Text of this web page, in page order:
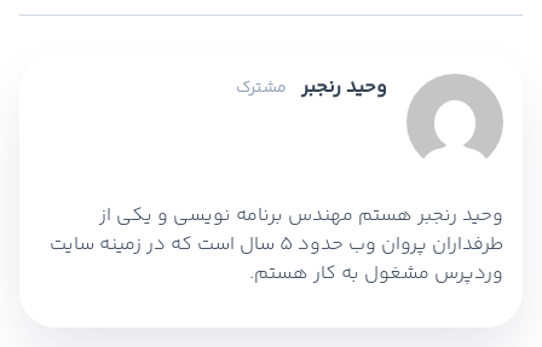
وحید رنجبر مشترک
وحید رنجبر هستم مهندس برنامه نویسی و یکی از
طرفداران پروان وب حدود 5 سال است که در زمینه سایت
وردپرس مشغول به کار هستم.